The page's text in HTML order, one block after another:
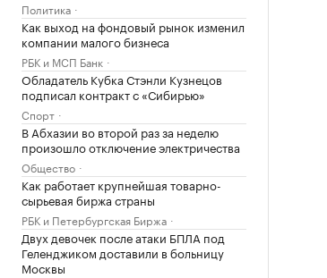
Политика
Как выход на фондовый рынок изменил
компании малого бизнеса
РБК и МСП Банк
Обладатель Кубка Стэнли Кузнецов
подписал контракт с «Сибирью»
Спорт
В Абхазии во второй раз за неделю
произошло отключение электричества
Общество
Как работает крупнейшая товарно-
сырьевая биржа страны
РБК и Петербургская Биржа
Двух девочек после атаки БПЛА под
Геленджиком доставили в больницу
Москвы